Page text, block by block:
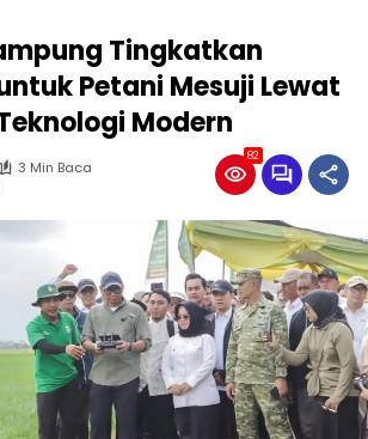
Tingkatkan
Petani Mesuji Lewat
Modern
3 Min Baca
82